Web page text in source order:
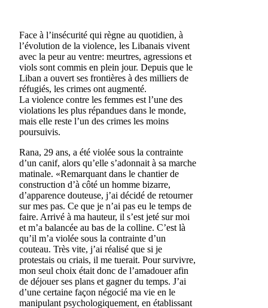
Face à l’insécurité qui règne au quotidien, à
l’évolution de la violence, les Libanais vivent
avec la peur au ventre: meurtres, agressions et
viols sont commis en plein jour. Depuis que le
Liban a ouvert ses frontières à des milliers de
réfugiés, les crimes ont augmenté.
La violence contre les femmes est l’une des
violations les plus répandues dans le monde,
mais elle reste l’un des crimes les moins
poursuivis.
Rana, 29 ans, a été violée sous la contrainte
d’un canif, alors qu’elle s’adonnait à sa marche
matinale. «Remarquant dans le chantier de
construction d’à côté un homme bizarre,
d’apparence douteuse, j’ai décidé de retourner
sur mes pas. Ce que je n’ai pas eu le temps de
faire. Arrivé à ma hauteur, il s’est jeté sur moi
et m’a balancée au bas de la colline. C’est là
qu’il m’a violée sous la contrainte d’un
couteau. Très vite, j’ai réalisé que si je
protestais ou criais, il me tuerait. Pour survivre,
mon seul choix était donc de l’amadouer afin
de déjouer ses plans et gagner du temps. J’ai
d’une certaine façon négocié ma vie en le
manipulant psychologiquement, en établissant